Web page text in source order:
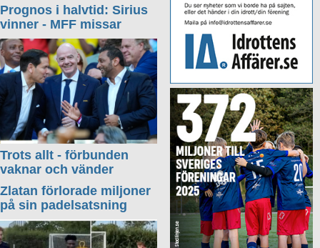
Prognos i halvtid: Sirius
vinner - MFF missar
Trots allt - förbunden
vaknar och vänder
Zlatan förlorade miljoner
på sin padelsatsning